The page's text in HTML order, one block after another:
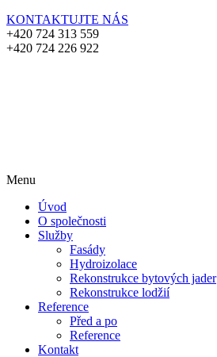
KONTAKTUJTE NÁS
+420 724 313 559
+420 724 226 922
Menu
Úvod
O společnosti
Služby
Fasády
Hydroizolace
Rekonstrukce bytových jader
Rekonstrukce lodžií
Reference
Před a po
Reference
Kontakt